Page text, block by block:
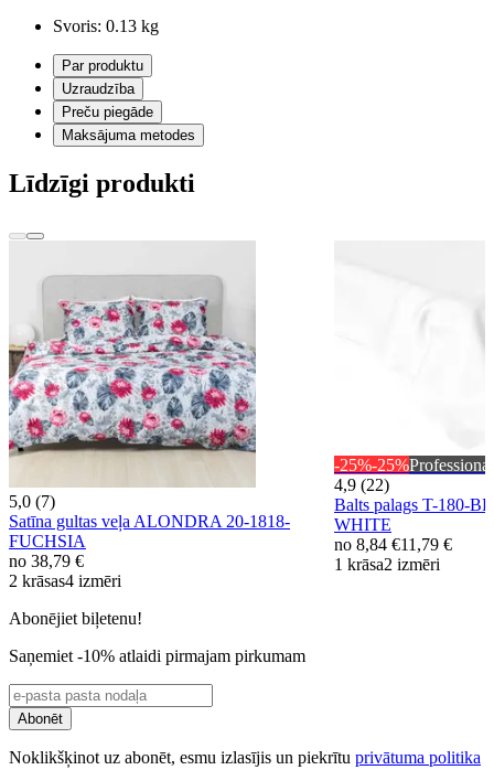
Svoris: 0.13 kg
Par produktu
Uzraudzība
Preču piegāde
Maksājuma metodes
Līdzīgi produkti
5,0 (7)
Satīna gultas veļa ALONDRA 20-1818-
FUCHSIA
no 38,79 €
2 krāsas4 izmēri
-25%-25%Professional
4,9 (22)
Balts palags T-180-
WHITE
no 8,84 €11,79 €
1 krāsa2 izmēri
Abonējiet biļetenu!
Saņemiet -10% atlaidi pirmajam pirkumam
Abonēt
Noklikšķinot uz abonēt, esmu izlasījis un piekrītu privātuma politika